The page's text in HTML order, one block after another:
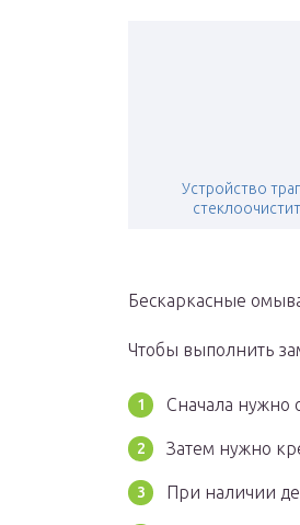
Устройство
Бескаркасные
Чтобы выполнить
Сначала нужно
Затем нужно
При наличии